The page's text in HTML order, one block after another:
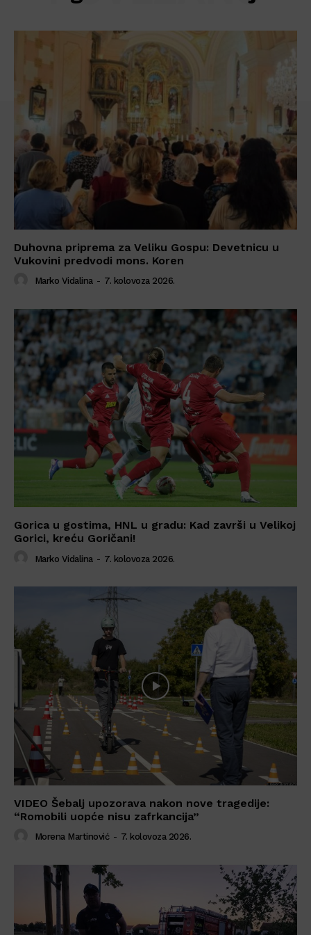
Duhovna priprema za Veliku Gospu: Devetnicu u
Vukovini predvodi mons. Koren
Marko Vidalina - 7. kolovoza 2026.
Gorica u gostima, HNL u gradu: Kad završi u Velikoj
Gorici, kreću Goričani!
Marko Vidalina - 7. kolovoza 2026.
VIDEO Šebalj upozorava nakon nove tragedije:
“Romobili uopće nisu zafrkancija”
Morena Martinović - 7. kolovoza 2026.